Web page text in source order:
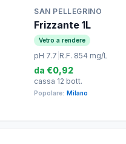
SAN PELLEGRINO
Frizzante 1L
Vetro a rendere
pH 7.7 R.F. 854 mg/L
da €0,92
cassa 12 bott.
Popolare: Milano